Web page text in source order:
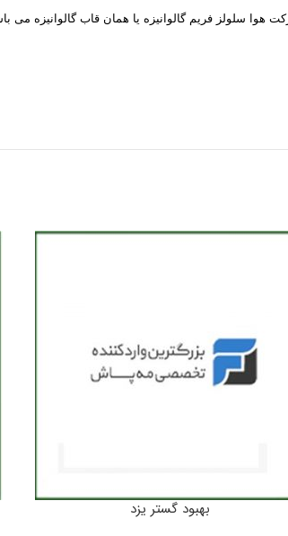
هوا سلولز فریم گالوانیزه یا همان قاب گالوانیزه
بهبود گستر یزد